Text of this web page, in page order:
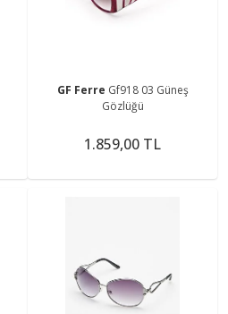
GF Ferre Gf918 03 Güneş
Gözlüğü
1.859,00 TL